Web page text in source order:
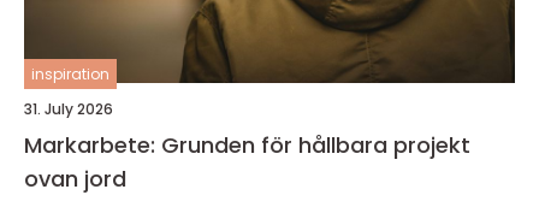
inspiration
31. July 2026
Markarbete: Grunden för hållbara projekt
ovan jord